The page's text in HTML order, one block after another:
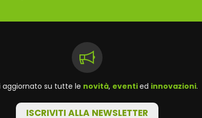
aggiornato su tutte le novità, eventied innovazioni.
ISCRIVITI ALLA NEWSLETTER